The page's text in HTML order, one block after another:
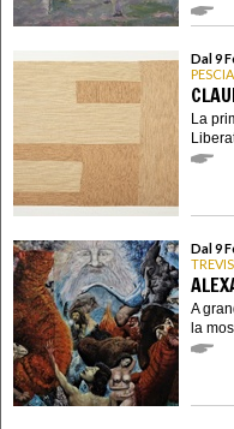
Dal 9
PESCIA
La
Dal 9
A
la